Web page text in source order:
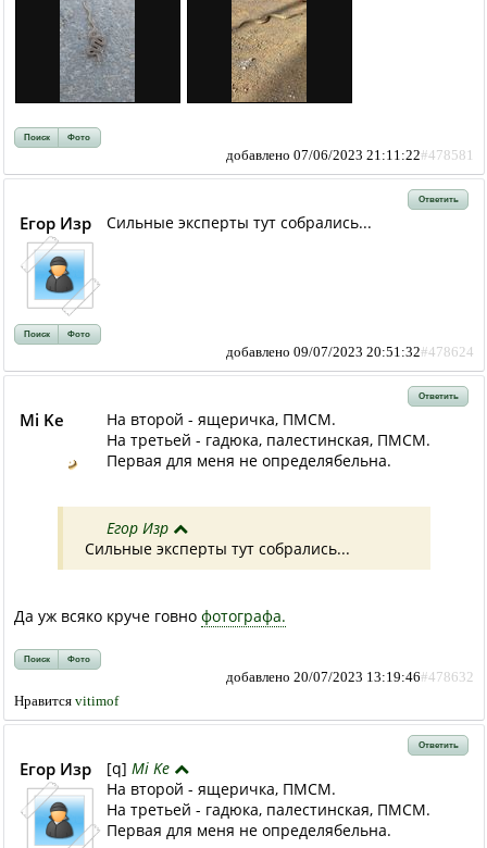
Поиск Фото
добавлено 07/06/2023 21:11:22#478581
Ответить
Егор Изр Сильные эксперты тут собрались...
Поиск Фото
добавлено 09/07/2023 20:51:32#478624
Ответить
Mi Ke
На второй - ящеричка, ПМСМ.
На третьей - гадюка, палестинская, ПМСМ.
Первая для меня не определябельна.
Егор Изр
Сильные эксперты тут собрались...
Да уж всяко круче говно фотографа.
Поиск Фото
добавлено 20/07/2023 13:19:46#478632
Нравится vitimof
Ответить
Егор Изр [q] Mi Ke
На второй - ящеричка, ПМСМ.
На третьей - гадюка, палестинская, ПМСМ.
Первая для меня не определябельна.